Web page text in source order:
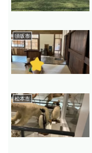
須坂市
松本市